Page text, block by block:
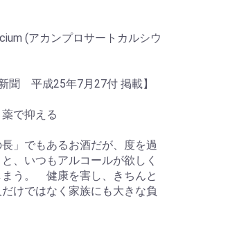
(アカンプロサートカルシウ
聞 平成25年7月27付 掲載】
で抑える
」でもあるお酒だが、度を過
、いつもアルコールが欲しく
まう。 健康を害し、きちんと
けではなく家族にも大きな負